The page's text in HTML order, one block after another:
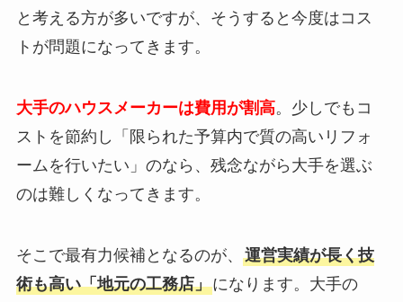
と考える方が多いですが、そうすると今度はコス
トが問題になってきます。
大手のハウスメーカーは費用が割高。少しでもコ
ストを節約し「限られた予算内で質の高いリフォ
ームを行いたい」のなら、残念ながら大手を選ぶ
のは難しくなってきます。
そこで最有力候補となるのが、 運営実績が長く技
術も高い「地元の工務店」になります。大手の